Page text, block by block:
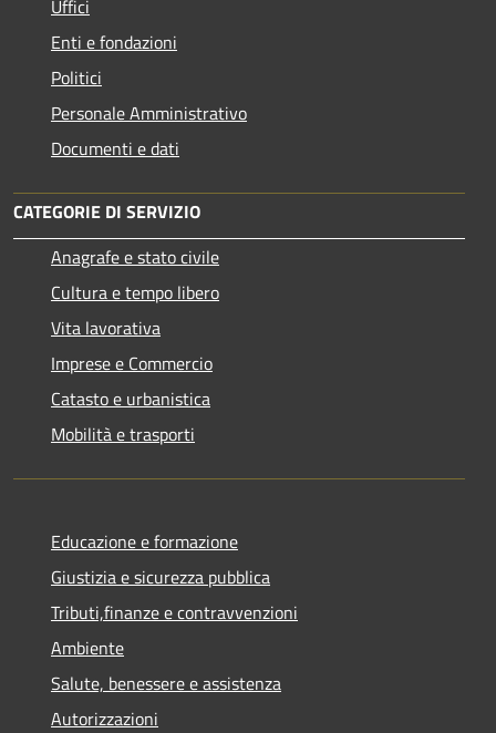
Uffici
Enti e fondazioni
Politici
Personale Amministrativo
Documenti e dati
CATEGORIE DI SERVIZIO
Anagrafe e stato civile
Cultura e tempo libero
Vita lavorativa
Imprese e Commercio
Catasto e urbanistica
Mobilità e trasporti
Educazione e formazione
Giustizia e sicurezza pubblica
Tributi,finanze e contravvenzioni
Ambiente
Salute, benessere e assistenza
Autorizzazioni